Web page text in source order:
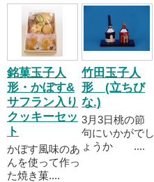
銘菓玉子人
形・かぼす&
サフラン入り
クッキーセッ
ト
かぼす風味のあ
んを使って作っ
た焼き菓....
竹田玉子人
形 (立ちび
な.)
3月3日桃の節
句にいかがでし
ょうか ....